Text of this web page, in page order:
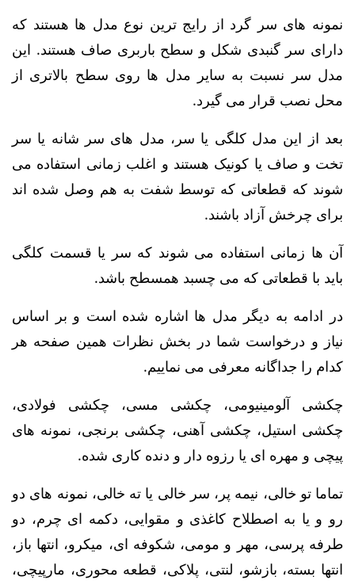
نمونه های سر گرد از رایج ترین نوع مدل ها هستند که
دارای سر گنبدی شکل و سطح باربری صاف هستند. این
مدل سر نسبت به سایر مدل ها روی سطح بالاتری از
محل نصب قرار می گیرد.
بعد از این مدل کلگی یا سر، مدل های سر شانه یا سر
تخت و صاف یا کونیک هستند و اغلب زمانی استفاده می
شوند که قطعاتی که توسط شفت به هم وصل شده اند
برای چرخش آزاد باشند.
آن ها زمانی استفاده می شوند که سر یا قسمت کلگی
باید با قطعاتی که می چسبد همسطح باشد.
در ادامه به دیگر مدل ها اشاره شده است و بر اساس
نیاز و درخواست شما در بخش نظرات همین صفحه هر
کدام را جداگانه معرفی می نماییم.
چکشی آلومینیومی، چکشی مسی، چکشی فولادی،
چکشی استیل، چکشی آهنی، چکشی برنجی، نمونه های
پیچی و مهره ای یا رزوه دار و دنده کاری شده.
تماما تو خالی، نیمه پر، سر خالی یا ته خالی، نمونه های دو
رو و یا به اصطلاح کاغذی و مقوایی، دکمه ای چرم، دو
طرفه پرسی، مهر و مومی، شکوفه ای، میکرو، انتها باز،
انتها بسته، بازشو، لنتی، پلاکی، قطعه محوری، مارپیچی،